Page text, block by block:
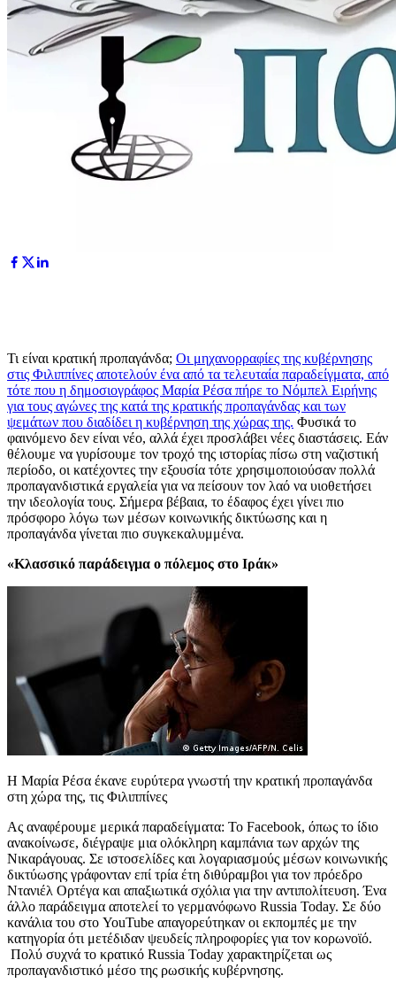
Τι είναι κρατική προπαγάνδα; Οι μηχανορραφίες της κυβέρνησης
στις Φιλιππίνες αποτελούν ένα από τα τελευταία παραδείγματα, από
τότε που η δημοσιογράφος Μαρία Ρέσα πήρε το Νόμπελ Ειρήνης
για τους αγώνες της κατά της κρατικής προπαγάνδας και των
ψεμάτων που διαδίδει η κυβέρνηση της χώρας της. Φυσικά το
φαινόμενο δεν είναι νέο, αλλά έχει προσλάβει νέες διαστάσεις. Εάν
θέλουμε να γυρίσουμε τον τροχό της ιστορίας πίσω στη ναζιστική
περίοδο, οι κατέχοντες την εξουσία τότε χρησιμοποιούσαν πολλά
προπαγανδιστικά εργαλεία για να πείσουν τον λαό να υιοθετήσει
την ιδεολογία τους. Σήμερα βέβαια, το έδαφος έχει γίνει πιο
πρόσφορο λόγω των μέσων κοινωνικής δικτύωσης και η
προπαγάνδα γίνεται πιο συγκεκαλυμμένα.
«Κλασσικό παράδειγμα ο πόλεμος στο Ιράκ»
Η Μαρία Ρέσα έκανε ευρύτερα γνωστή την κρατική προπαγάνδα
στη χώρα της, τις Φιλιππίνες
Ας αναφέρουμε μερικά παραδείγματα: Το Facebook, όπως το ίδιο
ανακοίνωσε, διέγραψε μια ολόκληρη καμπάνια των αρχών της
Νικαράγουας. Σε ιστοσελίδες και λογαριασμούς μέσων κοινωνικής
δικτύωσης γράφονταν επί τρία έτη διθύραμβοι για τον πρόεδρο
Ντανιέλ Ορτέγα και απαξιωτικά σχόλια για την αντιπολίτευση. Ένα
άλλο παράδειγμα αποτελεί το γερμανόφωνο Russia Today. Σε δύο
κανάλια του στο YouTube απαγορεύτηκαν οι εκπομπές με την
κατηγορία ότι μετέδιδαν ψευδείς πληροφορίες για τον κορωνοϊό.
Πολύ συχνά το κρατικό Russia Today χαρακτηρίζεται ως
προπαγανδιστικό μέσο της ρωσικής κυβέρνησης.